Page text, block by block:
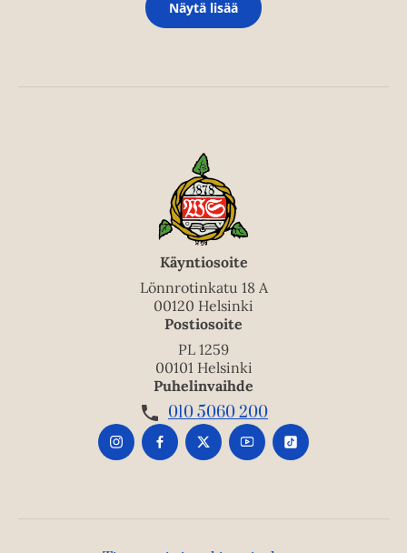
Näytä lisää
Käyntiosoite
Lönnrotinkatu 18 A
00120 Helsinki
Postiosoite
PL 1259
00101 Helsinki
Puhelinvaihde
010 5060 200